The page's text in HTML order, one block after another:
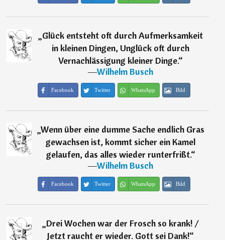
„Glück entsteht oft durch Aufmerksamkeit
in kleinen Dingen, Unglück oft durch
Vernachlässigung kleiner Dinge.“
―Wilhelm Busch
Facebook Twitter WhatsApp Bild
„Wenn über eine dumme Sache endlich Gras
gewachsen ist, kommt sicher ein Kamel
gelaufen, das alles wieder runterfrißt.“
―Wilhelm Busch
Facebook Twitter WhatsApp Bild
„Drei Wochen war der Frosch so krank! /
Jetzt raucht er wieder. Gott sei Dank!“